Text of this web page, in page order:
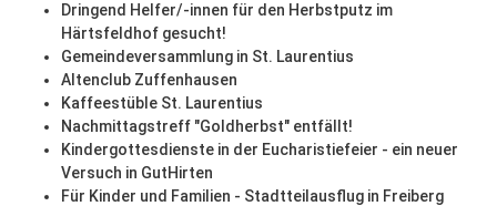
Dringend Helfer/-innen für den Herbstputz im
Härtsfeldhof gesucht!
Gemeindeversammlung in St. Laurentius
Altenclub Zuffenhausen
Kaffeestüble St. Laurentius
Nachmittagstreff "Goldherbst" entfällt!
Kindergottesdienste in der Eucharistiefeier - ein neuer
Versuch in GutHirten
Für Kinder und Familien - Stadtteilausflug in Freiberg